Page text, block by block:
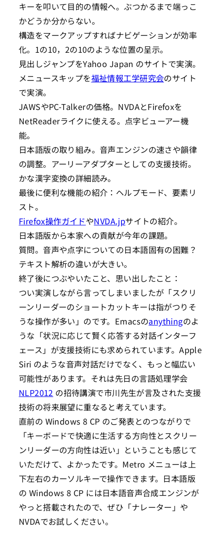
キーを叩いて目的の情報へ。ぶつかるまで端っこ
かどうか分からない。
構造をマークアップすればナビゲーションが効率
化。1の10，2の10のような位置の呈示。
見出しジャンプをYahoo Japan のサイトで実演。
メニュースキップを福祉情報工学研究会のサイト
で実演。
JAWSやPC-Talkerの価格。NVDAとFirefoxを
NetReaderライクに使える。点字ビューアー機
能。
日本語版の取り組み。音声エンジンの速さや韻律
の調整。アーリーアダプターとしての支援技術。
かな漢字変換の詳細読み。
最後に便利な機能の紹介：ヘルプモード、要素リ
スト。
Firefox操作ガイドやNVDA.jpサイトの紹介。
日本語版から本家への貢献が今年の課題。
質問。音声や点字についての日本語固有の困難？
テキスト解析の違いが大きい。
終了後につぶやいたこと、思い出したこと：
つい実演しながら言ってしまいましたが「スクリ
ーンリーダーのショートカットキーは指がつりそ
うな操作が多い」のです。Emacsのanythingのよ
うな「状況に応じて賢く応答する対話インターフ
ェース」が支援技術にも求められています。Apple
Siri のような音声対話だけでなく、もっと幅広い
可能性があります。それは先日の言語処理学会
NLP2012 の招待講演で市川先生が言及された支援
技術の将来展望に重なると考えています。
直前の Windows 8 CP のご発表とのつながりで
「キーボードで快適に生活する方向性とスクリー
ンリーダーの方向性は近い」ということも感じて
いただけて、よかったです。Metro メニューは上
下左右のカーソルキーで操作できます。日本語版
の Windows 8 CP には日本語音声合成エンジンが
やっと搭載されたので、ぜひ「ナレーター」や
NVDAでお試しください。